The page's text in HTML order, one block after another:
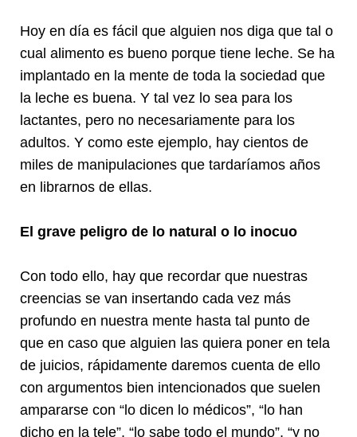
Hoy en día es fácil que alguien nos diga que tal o
cual alimento es bueno porque tiene leche. Se ha
implantado en la mente de toda la sociedad que
la leche es buena. Y tal vez lo sea para los
lactantes, pero no necesariamente para los
adultos. Y como este ejemplo, hay cientos de
miles de manipulaciones que tardaríamos años
en librarnos de ellas.
El grave peligro de lo natural o lo inocuo
Con todo ello, hay que recordar que nuestras
creencias se van insertando cada vez más
profundo en nuestra mente hasta tal punto de
que en caso que alguien las quiera poner en tela
de juicios, rápidamente daremos cuenta de ello
con argumentos bien intencionados que suelen
ampararse con “lo dicen lo médicos”, “lo han
dicho en la tele”, “lo sabe todo el mundo”, “y no